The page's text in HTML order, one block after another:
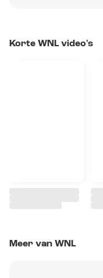
Korte WNL video's
Meer van WNL